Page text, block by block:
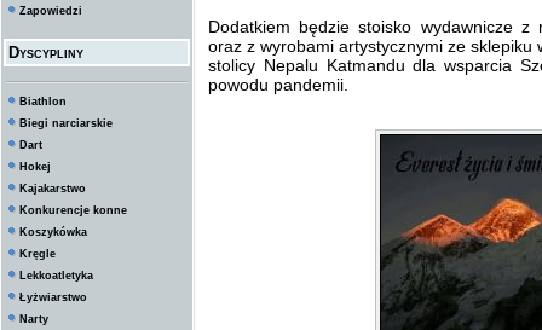
Zapowiedzi
Dyscypliny
Biathlon
Biegi narciarskie
Dart
Hokej
Kajakarstwo
Konkurencje konne
Koszykówka
Kręgle
Lekkoatletyka
Łyżwiarstwo
Narty
Dodatkiem będzie stoisko wydawnicze
oraz z wyrobami artystycznymi ze sklepiku
stolicy Nepalu Katmandu dla wsparcia
powodu pandemii.